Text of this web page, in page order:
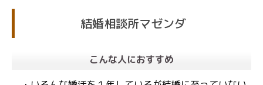
結婚相談所マゼンダ
こんな人におすすめ